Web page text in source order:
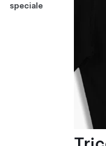
speciale